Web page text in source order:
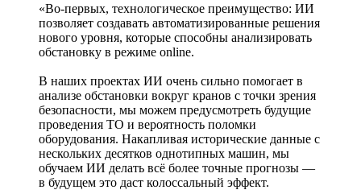
«Во-первых, технологическое преимущество: ИИ
позволяет создавать автоматизированные решения
нового уровня, которые способны анализировать
обстановку в режиме online.
В наших проектах ИИ очень сильно помогает в
анализе обстановки вокруг кранов с точки зрения
безопасности, мы можем предусмотреть будущие
проведения ТО и вероятность поломки
оборудования. Накапливая исторические данные с
нескольких десятков однотипных машин, мы
обучаем ИИ делать всё более точные прогнозы —
в будущем это даст колоссальный эффект.